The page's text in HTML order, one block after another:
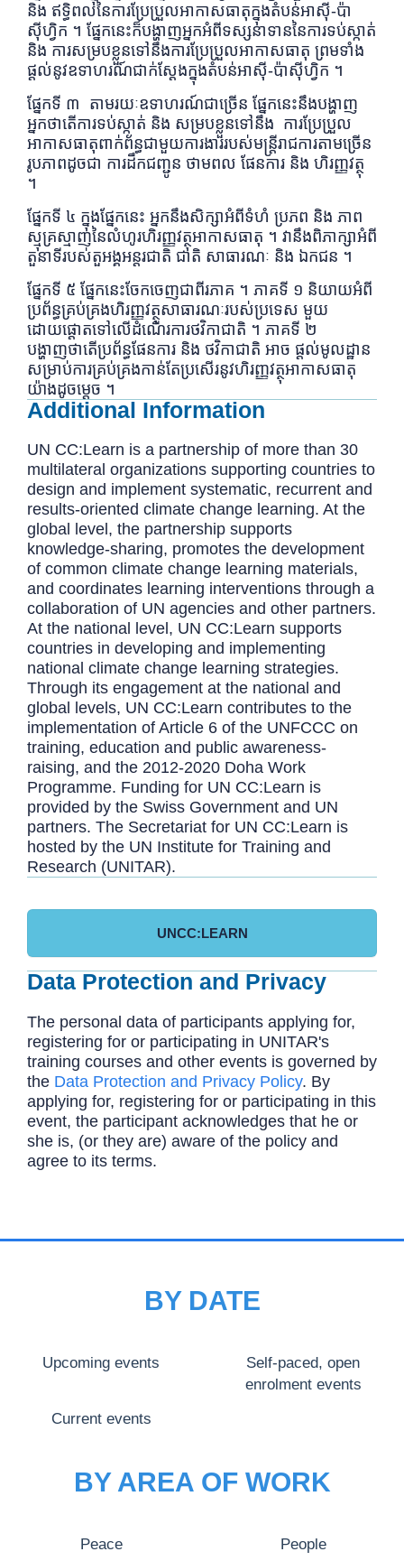
និង ឥទ្ធិពលនៃការប្រែប្រួលអាកាសធាតុក្នុងតំបន់អាស៊ី-ប៉ា
ស៊ីហ្វិក ។ ផែ្នកនេះក៏បង្ហាញអ្នកអំពីទស្សនាទាននៃការទប់ស្កាត់
និង ការសម្របខ្លួនទៅនឹងការប្រែប្រួលអាកាសធាតុ ព្រមទាំង
ផ្តល់នូវឧទាហរណ៍ជាក់ស្តែងក្នុងតំបន់អាស៊ី-ប៉ាស៊ីហ្វិក ។
ផ្នែកទី ៣ តាមរយៈឧទាហរណ៍ជាច្រើន ផ្នែកនេះនឹងបង្ហាញ
អ្នកថាតើការទប់ស្កាត់ និង សម្របខ្លួនទៅនឹង ការប្រែប្រួល
អាកាសធាតុពាក់ព័ន្ធជាមួយការងាររបស់មន្រ្តីរាជការតាមច្រើន
រូបភាពដូចជា ការដឹកជញ្ជូន ថាមពល ផែនការ និង ហិរញ្ញវត្ថុ
។
ផ្នែកទី ៤ ក្នុងផ្នែកនេះ អ្នកនឹងសិក្សាអំពីទំហំ ប្រភព និង ភាព
ស្មុគ្រស្មាញនៃលំហូរហិរញ្ញវត្ថុអាកាសធាតុ ។ វានឹងពិភាក្សាអំពី
តួនាទីរបស់តួអង្គអន្តរជាតិ ជាតិ សាធារណៈ និង ឯកជន ។
ផ្នែកទី ៥ ផ្នែកនេះចែកចេញជាពីរភាគ ។ ភាគទី ១ និយាយអំពី
ប្រព័ន្ធគ្រប់គ្រងហិរញ្ញវត្ថុសាធារណៈរបស់ប្រទេស មួយ
ដោយផ្តោតទៅលើដំណើរការថវិកាជាតិ ។ ភាគទី ២
បង្ហាញថាតើប្រព័ន្ធផែនការ និង ថវិកាជាតិ អាច ផ្តល់មូលដ្ឋាន
សម្រាប់ការគ្រប់គ្រងកាន់តែប្រសើរនូវហិរញ្ញវត្ថុអាកាសធាតុ
យ៉ាងដូចម្តេច ។
Additional Information
UN CC:Learn is a partnership of more than 30
multilateral organizations supporting countries to
design and implement systematic, recurrent and
results-oriented climate change learning. At the
global level, the partnership supports
knowledge-sharing, promotes the development
of common climate change learning materials,
and coordinates learning interventions through a
collaboration of UN agencies and other partners.
At the national level, UN CC:Learn supports
countries in developing and implementing
national climate change learning strategies.
Through its engagement at the national and
global levels, UN CC:Learn contributes to the
implementation of Article 6 of the UNFCCC on
training, education and public awareness-
raising, and the 2012-2020 Doha Work
Programme. Funding for UN CC:Learn is
provided by the Swiss Government and UN
partners. The Secretariat for UN CC:Learn is
hosted by the UN Institute for Training and
Research (UNITAR).
UNCC:LEARN
Data Protection and Privacy
The personal data of participants applying for,
registering for or participating in UNITAR's
training courses and other events is governed by
the Data Protection and Privacy Policy. By
applying for, registering for or participating in this
event, the participant acknowledges that he or
she is, (or they are) aware of the policy and
agree to its terms.
BY DATE
Upcoming events
Self-paced, open
enrolment events
Current events
BY AREA OF WORK
Peace People